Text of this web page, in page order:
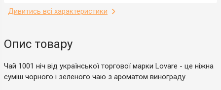
Дивитись всі характеристики
Опис товару
Чай 1001 ніч від української торгової марки Lovare - це ніжна
суміш чорного і зеленого чаю з ароматом винограду.